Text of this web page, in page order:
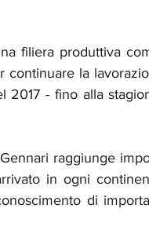
filiera produttiva
continuare la
- fino alla
raggiunge
in ogni
di